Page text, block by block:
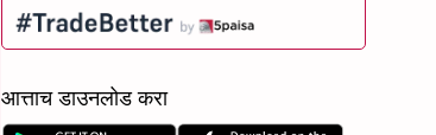
आत्ताच डाउनलोड करा